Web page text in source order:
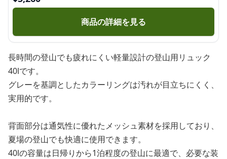
商品の詳細を見る
長時間の登山でも疲れにくい軽量設計の登山用リュック
40lです。
グレーを基調としたカラーリングは汚れが目立ちにくく、
実用的です。
背面部分は通気性に優れたメッシュ素材を採用しており、
夏場の登山でも快適に使用できます。
40lの容量は日帰りから1泊程度の登山に最適で、必要な装